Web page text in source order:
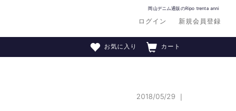
岡山デニム通販のRipo trenta anni
ログイン 新規会員登録
カート
お気に入り
2018/05/29 ｜